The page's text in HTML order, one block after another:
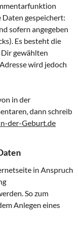
gespeichert:
sofern angegeben
Es besteht die
gewählten
wird jedoch
in der
dann schreib
der-Geburt.de
in Anspruch
So zum
Anlegen eines